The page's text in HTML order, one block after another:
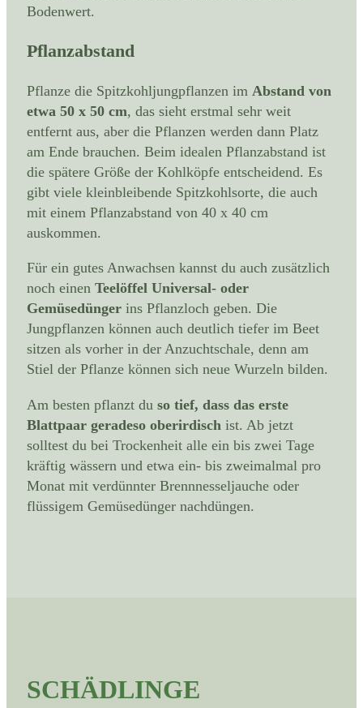
Bodenwert.
Pflanzabstand
Pflanze die Spitzkohljungpflanzen im Abstand von
etwa 50 x 50 cm, das sieht erstmal sehr weit
entfernt aus, aber die Pflanzen werden dann Platz
am Ende brauchen. Beim idealen Pflanzabstand ist
die spätere Größe der Kohlköpfe entscheidend. Es
gibt viele kleinbleibende Spitzkohlsorte, die auch
mit einem Pflanzabstand von 40 x 40 cm
auskommen.
Für ein gutes Anwachsen kannst du auch zusätzlich
noch einen Teelöffel Universal- oder
Gemüsedünger ins Pflanzloch geben. Die
Jungpflanzen können auch deutlich tiefer im Beet
sitzen als vorher in der Anzuchtschale, denn am
Stiel der Pflanze können sich neue Wurzeln bilden.
Am besten pflanzt du so tief, dass das erste
Blattpaar geradeso oberirdisch ist. Ab jetzt
solltest du bei Trockenheit alle ein bis zwei Tage
kräftig wässern und etwa ein- bis zweimalmal pro
Monat mit verdünnter Brennnesseljauche oder
flüssigem Gemüsedünger nachdüngen.
SCHÄDLINGE